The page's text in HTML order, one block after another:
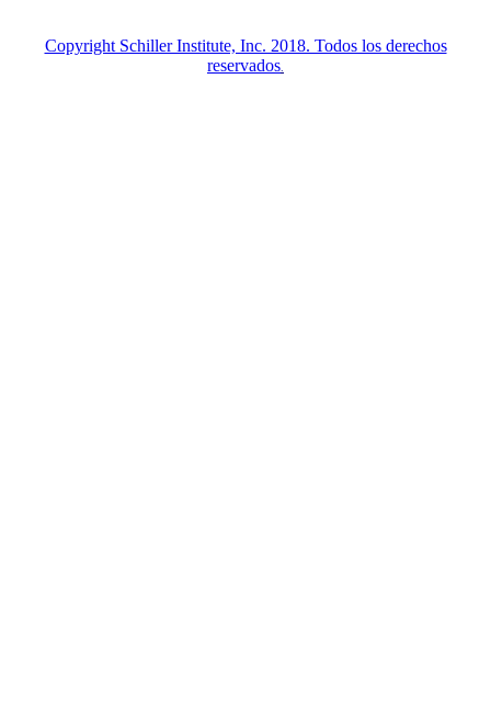
Copyright Schiller Institute, Inc. 2018. Todos los derechos
reservados